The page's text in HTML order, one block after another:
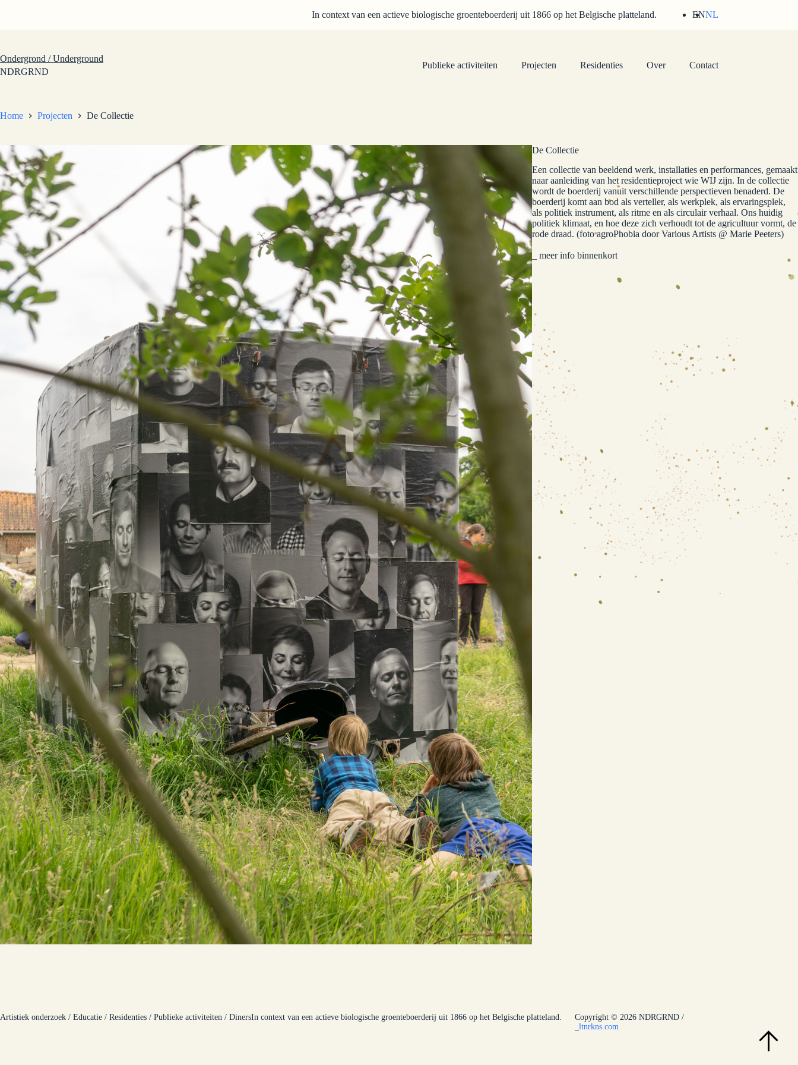
In context van een actieve biologische groenteboerderij uit 1866 op het Belgische platteland. ENNL
Ondergrond / Underground
NDRGRND
Publieke activiteiten Projecten Residenties Over Contact
Home Projecten De Collectie
De Collectie
Een collectie van beeldend werk, installaties en performances, gemaakt
naar aanleiding van het residentieproject wie WIJ zijn. In de collectie
wordt de boerderij vanuit verschillende perspectieven benaderd. De
boerderij komt aan bod als verteller, als werkplek, als ervaringsplek,
als politiek instrument, als ritme en als circulair verhaal. Ons huidig
politiek klimaat, en hoe deze zich verhoudt tot de agricultuur vormt, de
rode draad. (foto agroPhobia door Various Artists @ Marie Peeters)
meer info binnenkort
Artistiek onderzoek / Educatie / Residenties / Publieke activiteiten / DinersIn context van een actieve biologische groenteboerderij uit 1866 op het Belgische platteland.
Copyright © 2026 NDRGRND /
ltnrkns.com